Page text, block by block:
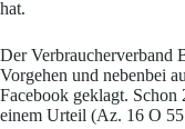
hat.
Der Verbraucherverband
Vorgehen und nebenbei
Facebook geklagt.
einem Urteil (Az. 16 O